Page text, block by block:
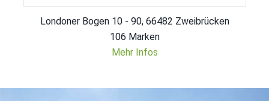
Londoner Bogen 10 - 90, 66482 Zweibrücken
106 Marken
Mehr Infos